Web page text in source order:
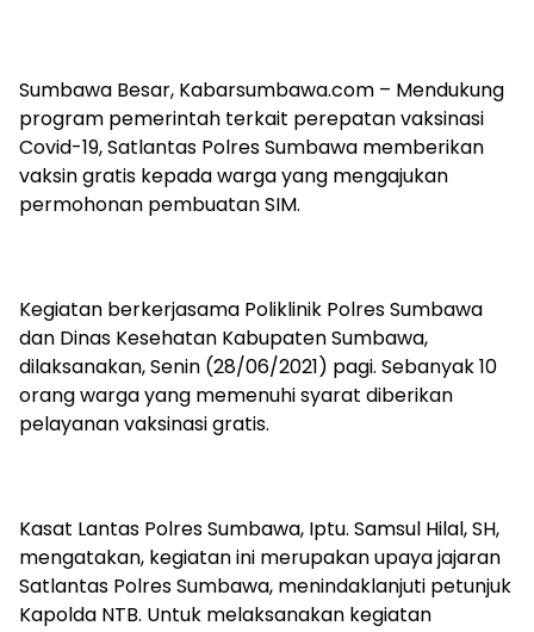
Sumbawa Besar, Kabarsumbawa.com – Mendukung
program pemerintah terkait perepatan vaksinasi
Covid-19, Satlantas Polres Sumbawa memberikan
vaksin gratis kepada warga yang mengajukan
permohonan pembuatan SIM.
Kegiatan berkerjasama Poliklinik Polres Sumbawa
dan Dinas Kesehatan Kabupaten Sumbawa,
dilaksanakan, Senin (28/06/2021) pagi. Sebanyak 10
orang warga yang memenuhi syarat diberikan
pelayanan vaksinasi gratis.
Kasat Lantas Polres Sumbawa, Iptu. Samsul Hilal, SH,
mengatakan, kegiatan ini merupakan upaya jajaran
Satlantas Polres Sumbawa, menindaklanjuti petunjuk
Kapolda NTB. Untuk melaksanakan kegiatan